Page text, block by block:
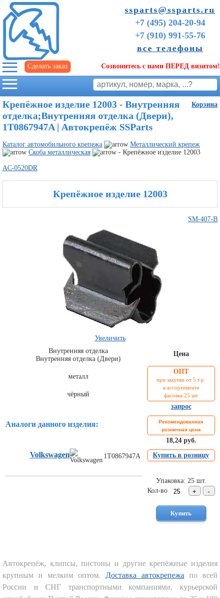
ssparts@ssparts.ru
+7 (495) 204-20-94
+7 (910) 991-55-76
все телефоны
Сделать заказ Созвонитесь с нами ПЕРЕД визитом!
Корзина
оборудование
Комплекты
Крепёжное изделие 12003 - Внутренняя
отделка;Внутренняя отделка (Двери),
1T0867947A | Автокрепёж SSParts
Каталог автомобильного крепежа
Металлический крепеж
Скоба металлическая
- Крепёжное изделие 12003
AC-0520DR
Крепёжное изделие 12003
SM-407-B
Увеличить
Внутренняя отделка
Внутренняя отделка (Двери)
металл
чёрный
Аналоги данного изделия:
Volkswagen 1T0867947A
Цена
ОПТ
при закупке от 5 т.р.
в ассортименте
фасовка 25 шт
запрос
Рекомендованная
розничная цена
18,24 руб.
Купить в розницу
Упаковка: 25 шт.
Кол-во
Автокрепёж, клипсы, пистоны и другие крепёжные изделия
крупным и мелким оптом. Доставка автокрепежа по всей
России и СНГ транспортными компаниями, курьерской